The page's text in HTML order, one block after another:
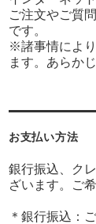
ご注文やご質
です。
※諸事情によ
ます。あらか
お支払い方法
銀行振込、ク
ざいます。ご
＊銀行振込：